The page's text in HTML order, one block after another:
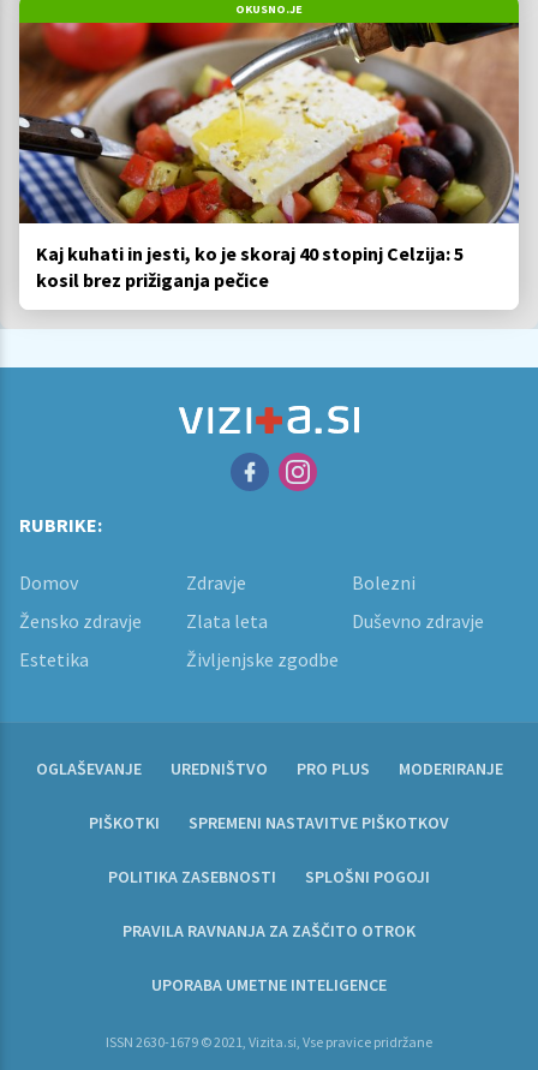
OKUSNO.JE
Kaj kuhati in jesti, ko je skoraj 40 stopinj Celzija: 5
kosil brez prižiganja pečice
RUBRIKE:
Domov Zdravje
Bolezni
Žensko zdravje
Zlata leta
Duševno zdravje
Estetika
Življenjske zgodbe
OGLAŠEVANJE UREDNIŠTVO PRO PLUS MODERIRANJE
PIŠKOTKI SPREMENI NASTAVITVE PIŠKOTKOV
POLITIKA ZASEBNOSTI SPLOŠNI POGOJI
PRAVILA RAVNANJA ZA ZAŠČITO OTROK
UPORABA UMETNE INTELIGENCE
ISSN 2630-1679 © 2021, Vizita.si, Vse pravice pridržane